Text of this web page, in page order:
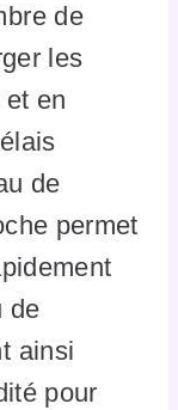
de
les
en
de
permet
de
ainsi
pour